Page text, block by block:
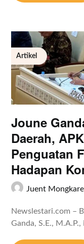
Artikel
Joune
Daerah,
Penguatan
Hadapan
Juent
Newslestari.com –
Ganda, S.E.,